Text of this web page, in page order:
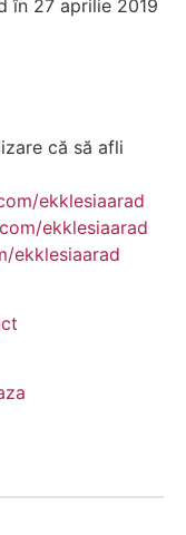
în 27 aprilie 2019
că să afli
ekklesiaarad
ekklesiaarad
ekklesiaarad